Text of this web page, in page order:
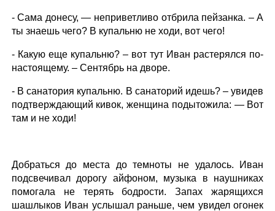
- Сама донесу, — неприветливо отбрила пейзанка. – А
ты знаешь чего? В купальню не ходи, вот чего!
- Какую еще купальню? – вот тут Иван растерялся по-
настоящему. – Сентябрь на дворе.
- В санатория купальню. В санаторий идешь? – увидев
подтверждающий кивок, женщина подытожила: — Вот
там и не ходи!
Добраться до места до темноты не удалось. Иван
подсвечивал дорогу айфоном, музыка в наушниках
помогала не терять бодрости. Запах жарящихся
шашлыков Иван услышал раньше, чем увидел огонек